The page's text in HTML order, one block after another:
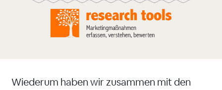
Wiederum haben wir zusammen mit den